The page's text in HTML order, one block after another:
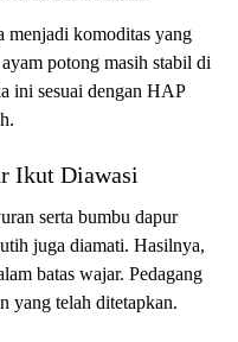
menjadi komoditas yang
potong masih stabil di
ini sesuai dengan HAP
Ikut Diawasi
serta bumbu dapur
juga diamati. Hasilnya,
batas wajar. Pedagang
yang telah ditetapkan.